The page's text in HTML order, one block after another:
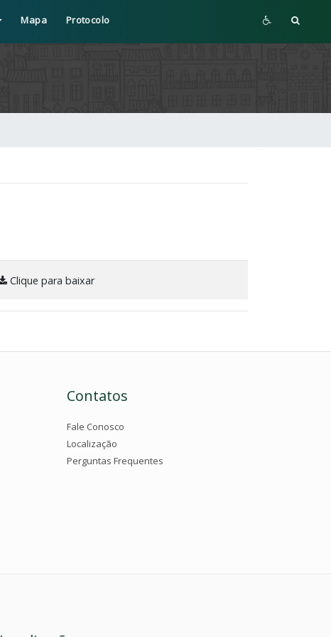
Mapa Protocolo
Clique para baixar
Contatos
Fale Conosco
Localização
Perguntas Frequentes